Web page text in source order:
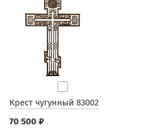
Крест чугунный 83002
70 500 ₽